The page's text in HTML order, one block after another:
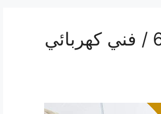
رقم كهربائي غرناطة / 66191325‬ / فني كهربائي